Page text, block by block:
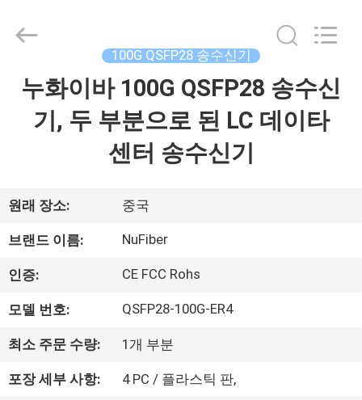
집
우
리
에
Technology
Co.,Ltd.
Developed
100G QSFP28 송수신기
누화이바 100G QSFP28 송수신
기, 두 부분으로 된 LC 데이타
센터 송수신기
원래 장소: 중국
브랜드 이름: NuFiber
인증: CE FCC Rohs
모델 번호: QSFP28-100G-ER4
최소 주문 수량: 1개 부분
포장 세부 사항: 4 PC / 플라스틱 판,